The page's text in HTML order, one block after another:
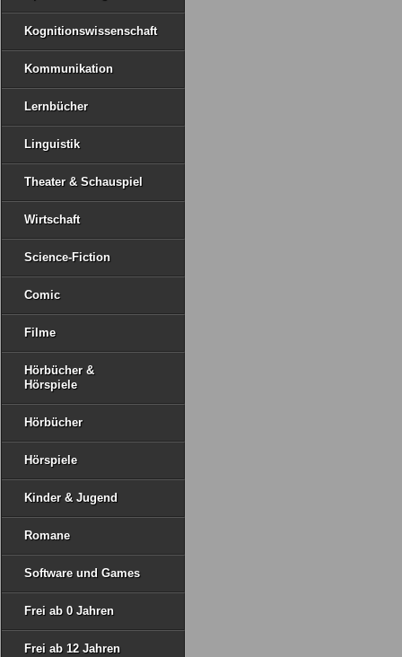
Kognitionswissenschaft
Kommunikation
Lernbücher
Linguistik
Theater & Schauspiel
Wirtschaft
Science-Fiction
Comic
Filme
Hörbücher &
Hörspiele
Hörbücher
Hörspiele
Kinder & Jugend
Romane
Software und Games
Frei ab 0 Jahren
Frei ab 12 Jahren